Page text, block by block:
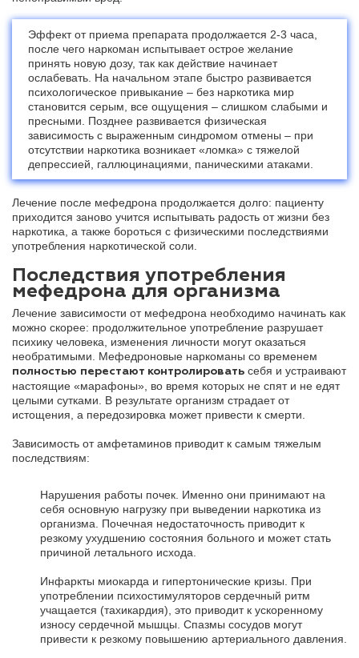
Эффект от приема препарата продолжается 2-3 часа,
после чего наркоман испытывает острое желание
принять новую дозу, так как действие начинает
ослабевать. На начальном этапе быстро развивается
психологическое привыкание – без наркотика мир
становится серым, все ощущения – слишком слабыми и
пресными. Позднее развивается физическая
зависимость с выраженным синдромом отмены – при
отсутствии наркотика возникает «ломка» с тяжелой
депрессией, галлюцинациями, паническими атаками.
Лечение после мефедрона продолжается долго: пациенту
приходится заново учится испытывать радость от жизни без
наркотика, а также бороться с физическими последствиями
употребления наркотической соли.
Последствия употребления
мефедрона для организма
Лечение зависимости от мефедрона необходимо начинать как
можно скорее: продолжительное употребление разрушает
психику человека, изменения личности могут оказаться
необратимыми. Мефедроновые наркоманы со временем
полностью перестают контролировать себя и устраивают
настоящие «марафоны», во время которых не спят и не едят
целыми сутками. В результате организм страдает от
истощения, а передозировка может привести к смерти.
Зависимость от амфетаминов приводит к самым тяжелым
последствиям:
Нарушения работы почек. Именно они принимают на
себя основную нагрузку при выведении наркотика из
организма. Почечная недостаточность приводит к
резкому ухудшению состояния больного и может стать
причиной летального исхода.
Инфаркты миокарда и гипертонические кризы. При
употреблении психостимуляторов сердечный ритм
учащается (тахикардия), это приводит к ускоренному
износу сердечной мышцы. Спазмы сосудов могут
привести к резкому повышению артериального давления.